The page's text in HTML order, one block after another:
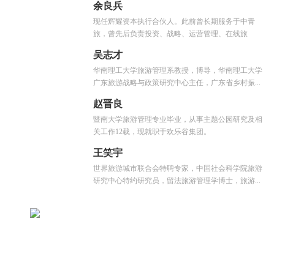
余良兵
现任辉耀资本执行合伙人。此前曾长期服务于中青
旅，曾先后负责投资、战略、运营管理、在线旅
吴志才
华南理工大学旅游管理系教授，博导，华南理工大学
广东旅游战略与政策研究中心主任，广东省乡村振...
赵晋良
暨南大学旅游管理专业毕业，从事主题公园研究及相
关工作12载，现就职于欢乐谷集团。
王笑宇
世界旅游城市联合会特聘专家，中国社会科学院旅游
研究中心特约研究员，留法旅游管理学博士，旅游...